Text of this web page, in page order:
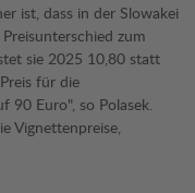
ist, dass in der Slowakei
zum
sie 2025 10,80 statt
für die
90 Euro", so Polasek.
Vignettenpreise,